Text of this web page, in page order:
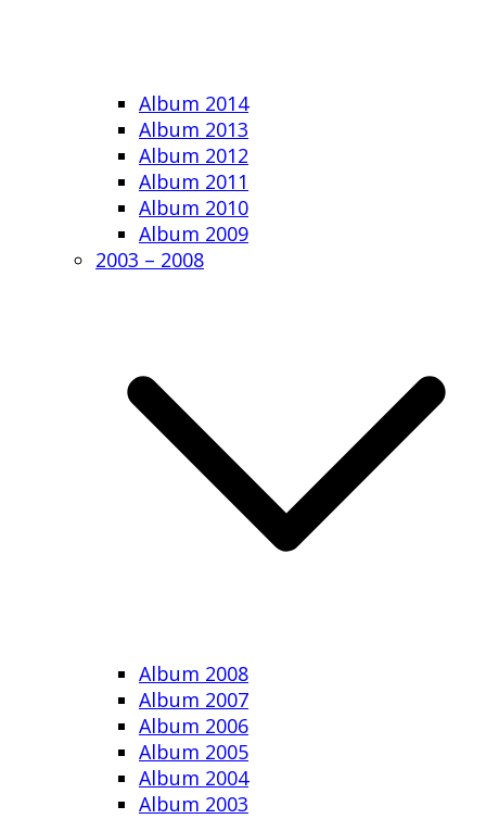
Album 2014
Album 2013
Album 2012
Album 2011
Album 2010
Album 2009
2003 – 2008
Album 2008
Album 2007
Album 2006
Album 2005
Album 2004
Album 2003